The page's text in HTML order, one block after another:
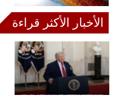
الأخبار الأكثر قراءة